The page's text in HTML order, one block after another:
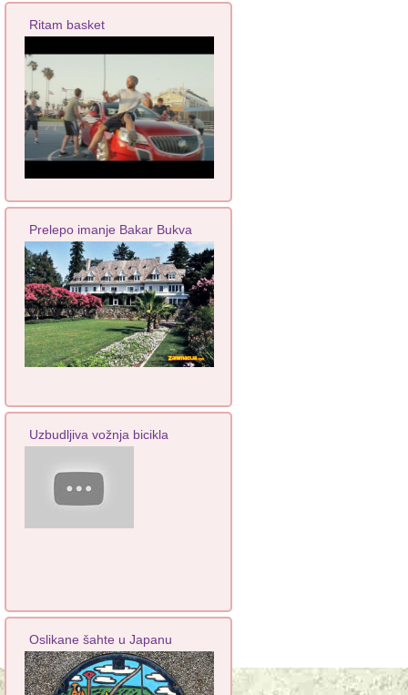
Ritam basket
Prelepo imanje Bakar Bukva
Uzbudljiva vožnja bicikla
Oslikane šahte u Japanu